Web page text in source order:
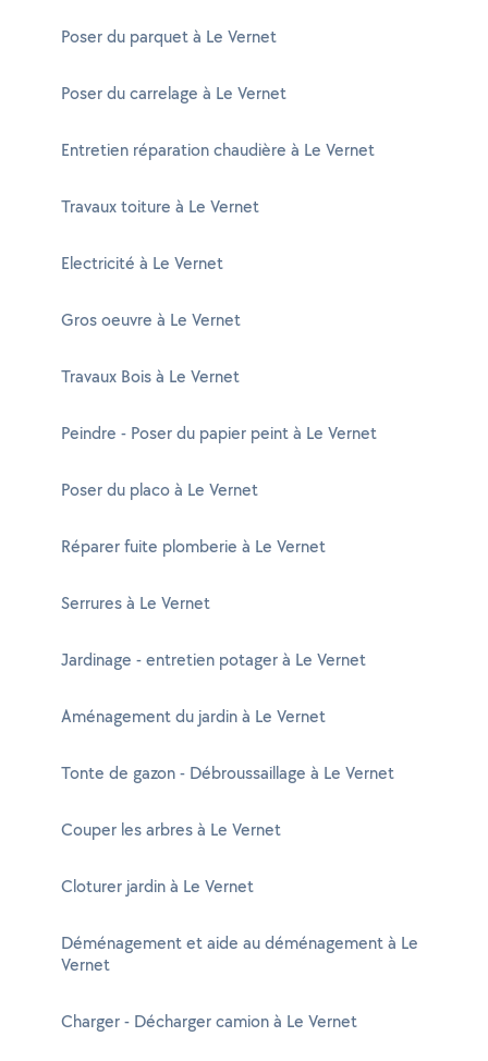
Poser du parquet à Le Vernet
Poser du carrelage à Le Vernet
Entretien réparation chaudière à Le Vernet
Travaux toiture à Le Vernet
Electricité à Le Vernet
Gros oeuvre à Le Vernet
Travaux Bois à Le Vernet
Peindre - Poser du papier peint à Le Vernet
Poser du placo à Le Vernet
Réparer fuite plomberie à Le Vernet
Serrures à Le Vernet
Jardinage - entretien potager à Le Vernet
Aménagement du jardin à Le Vernet
Tonte de gazon - Débroussaillage à Le Vernet
Couper les arbres à Le Vernet
Cloturer jardin à Le Vernet
Déménagement et aide au déménagement à Le
Vernet
Charger - Décharger camion à Le Vernet